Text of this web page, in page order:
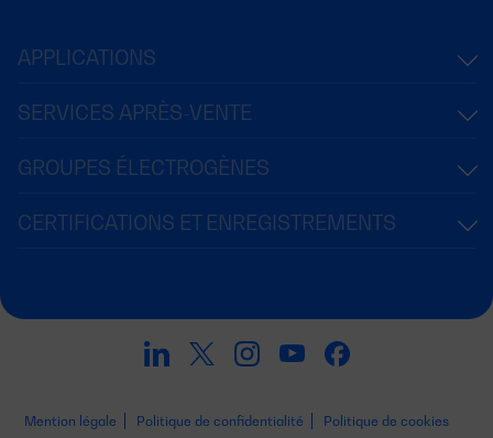
APPLICATIONS
SERVICES APRÈS-VENTE
GROUPES ÉLECTROGÈNES
CERTIFICATIONS ET ENREGISTREMENTS
Mention légale Politique de confidentialité Politique de cookies